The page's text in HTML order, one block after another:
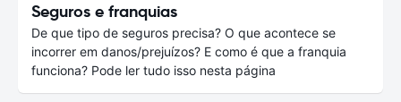
Seguros e franquias
De que tipo de seguros precisa? O que acontece se
incorrer em danos/prejuízos? E como é que a franquia
funciona? Pode ler tudo isso nesta página